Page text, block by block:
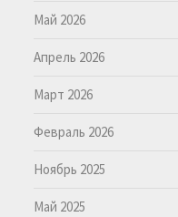
Май 2026
Апрель 2026
Март 2026
Февраль 2026
Ноябрь 2025
Май 2025